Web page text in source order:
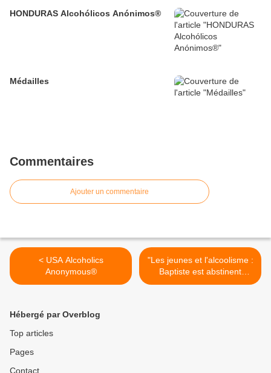
HONDURAS Alcohólicos Anónimos®
Médailles
Commentaires
Ajouter un commentaire
< USA Alcoholics
Anonymous®
"Les jeunes et l'alcoolisme :
Baptiste est abstinent
depuis 8 ans" >
Hébergé par Overblog
Top articles
Pages
Contact